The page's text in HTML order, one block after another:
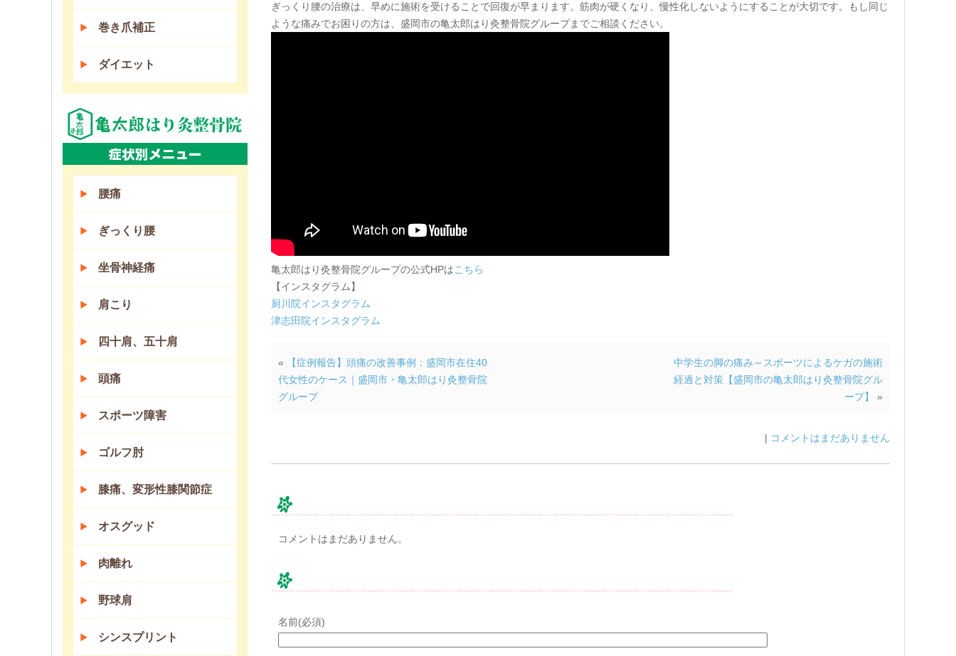
ぎっくり腰の治療は、早めに施術を受けることで回復が早まります。筋肉が硬くなり、慢性化しないようにすることが大切です。もし同じ
ような痛みでお困りの方は、盛岡市の亀太郎はり灸整骨院グループまでご相談ください。
亀太郎はり灸整骨院グループの公式HPはこちら
【インスタグラム】
厨川院インスタグラム
津志田院インスタグラム
中学生の脚の痛み～スポーツによるケガの施術
経過と対策【盛岡市の亀太郎はり灸整骨院グル
ープ】
»
«
【症例報告】頭痛の改善事例：盛岡市在住40
代女性のケース｜盛岡市・亀太郎はり灸整骨院
グループ
| コメントはまだありません
コメントはまだありません。
名前(必須)
巻き爪補正
ダイエット
腰痛
ぎっくり腰
坐骨神経痛
肩こり
四十肩、五十肩
頭痛
スポーツ障害
ゴルフ肘
膝痛、変形性膝関節症
オスグッド
肉離れ
野球肩
シンスプリント